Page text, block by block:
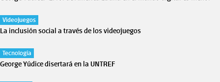
Videojuegos
La inclusión social a través de los videojuegos
Tecnología
George Yúdice disertará en la UNTREF